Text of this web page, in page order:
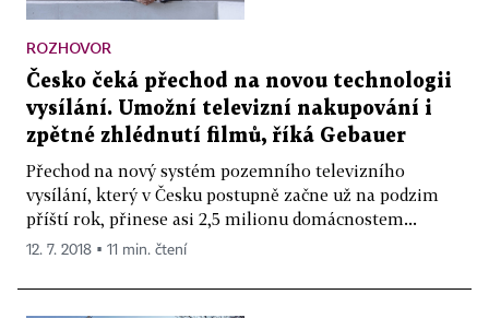
ROZHOVOR
Česko čeká přechod na novou technologii
vysílání. Umožní televizní nakupování i
zpětné zhlédnutí filmů, říká Gebauer
Přechod na nový systém pozemního televizního
vysílání, který v Česku postupně začne už na podzim
příští rok, přinese asi 2,5 milionu domácnostem...
12. 7. 2018 ▪ 11 min. čtení